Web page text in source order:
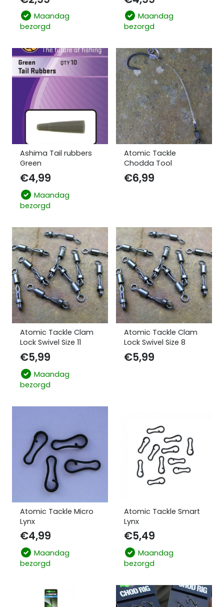
Maandag
bezorgd
Maandag
bezorgd
Ashima Tail rubbers
Green
€4,99
Maandag
bezorgd
Atomic Tackle
Chodda Tool
€6,99
Atomic Tackle Clam
Lock Swivel Size 11
€5,99
Maandag
bezorgd
Atomic Tackle Clam
Lock Swivel Size 8
€5,99
Atomic Tackle Micro
Lynx
€4,99
Maandag
bezorgd
Atomic Tackle Smart
Lynx
€5,49
Maandag
bezorgd